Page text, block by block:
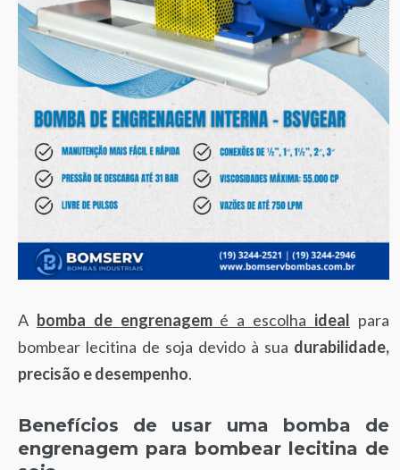
A bomba de engrenagemé a escolha ideal para
bombear lecitina de soja devido à sua durabilidade,
precisão e desempenho.
Benefícios de usar uma bomba de
engrenagem para bombear lecitina de